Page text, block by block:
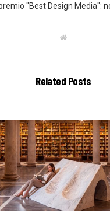
"Best Design Media":
W
Related Posts